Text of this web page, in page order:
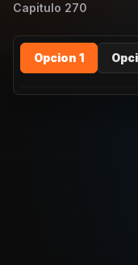
Capitulo 270
Opcion 1